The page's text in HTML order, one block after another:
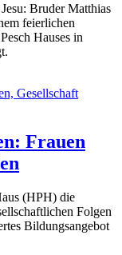
Bruder Matthias
feierlichen
Hauses in
Frauen
(HPH) die
Folgen
Bildungsangebot